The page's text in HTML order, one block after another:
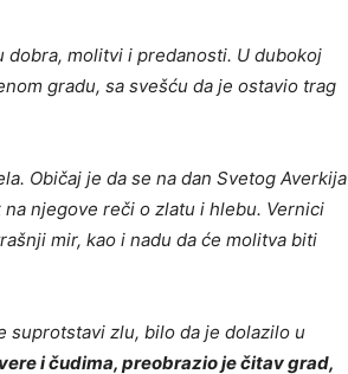
molitvi i predanosti. U dubokoj
gradu, sa svešću da je ostavio trag
Običaj je da se na dan Svetog Averkija
njegove reči o zlatu i hlebu. Vernici
mir, kao i nadu da će molitva biti
suprotstavi zlu, bilo da je dolazilo u
i čudima, preobrazio je čitav grad,